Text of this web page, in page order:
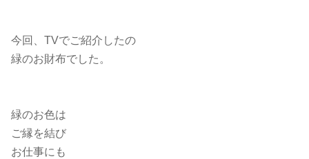
今回、TVでご紹介したの
緑のお財布でした。
緑のお色は
ご縁を結び
お仕事にも